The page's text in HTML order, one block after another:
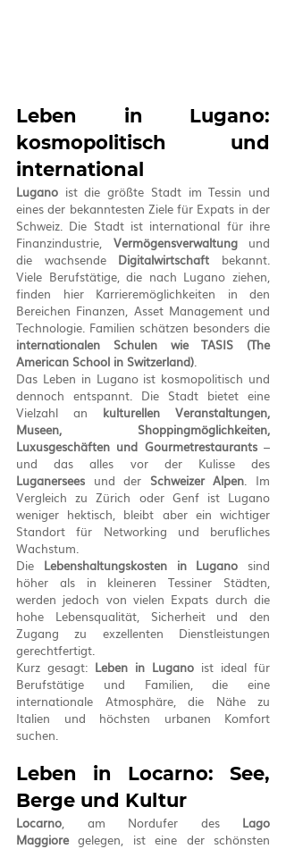
Leben in Lugano:
kosmopolitisch und
international
Lugano ist die größte Stadt im Tessin und
eines der bekanntesten Ziele für Expats in der
Schweiz. Die Stadt ist international für ihre
Finanzindustrie, Vermögensverwaltung und
die wachsende Digitalwirtschaft bekannt.
Viele Berufstätige, die nach Lugano ziehen,
finden hier Karrieremöglichkeiten in den
Bereichen Finanzen, Asset Management und
internationalen Schulen wie TASIS (The
American School in Switzerland).
Das Leben in Lugano ist kosmopolitisch und
dennoch entspannt. Die Stadt bietet eine
Vielzahl an kulturellen Veranstaltungen,
Museen, Shoppingmöglichkeiten,
Luxusgeschäften und Gourmetrestaurants –
Luganersees und der Schweizer Alpen. Im
Vergleich zu Zürich oder Genf ist Lugano
weniger hektisch, bleibt aber ein wichtiger
Standort für Networking und berufliches
Wachstum.
Die Lebenshaltungskosten in Lugano sind
höher als in kleineren Tessiner Städten,
werden jedoch von vielen Expats durch die
hohe Lebensqualität, Sicherheit und den
Zugang zu exzellenten Dienstleistungen
gerechtfertigt.
Kurz gesagt: Leben in Lugano ist ideal für
Berufstätige und Familien, die eine
internationale Atmosphäre, die Nähe zu
Italien und höchsten urbanen Komfort
suchen.
Leben in Locarno: See,
Berge und Kultur
Locarno, am Nordufer des Lago
Maggiore gelegen, ist eine der schönsten